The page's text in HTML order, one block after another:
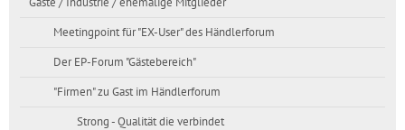
Meetingpoint für "EX-User" des Händlerforum
Der EP-Forum "Gästebereich"
"Firmen" zu Gast im Händlerforum
Strong - Qualität die verbindet